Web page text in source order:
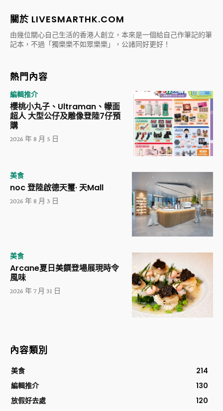
關於 LIVESMARTHK.COM
由幾位關心自己生活的香港人創立，本來是一個給自己作筆記的筆
記本，不過「獨樂樂不如眾樂樂」，公諸同好更好！
熱門內容
編輯推介
櫻桃小丸子、Ultraman、幪面
超人 大型公仔及雕像登陸7仔預
購
2026 年 8 月 5 日
美食
noc 登陸啟德天璽· 天Mall
2026 年 8 月 3 日
美食
Arcane夏日美饌登場展現時令
風味
2026 年 7 月 31 日
內容類別
美食
214
編輯推介
130
放假好去處
120